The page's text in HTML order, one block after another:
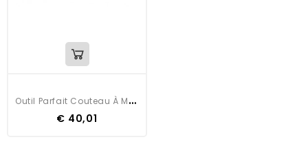
O
Util Parfait Couteau À Maroufler
€ 40,01